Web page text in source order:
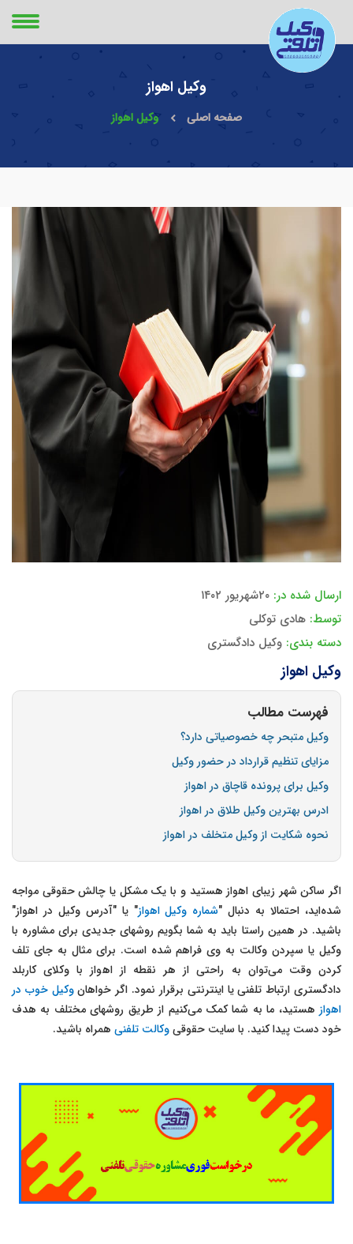
وکیل اهواز
صفحه اصلی وکیل اهواز
ارسال شده در: ۲۰شهریور ۱۴۰۲
توسط: هادی توکلی
دسته بندی: وکیل دادگستری
وکیل اهواز
فهرست مطالب
وکیل متبحر چه خصوصیاتی دارد؟
مزایای تنظیم قرارداد در حضور وکیل
وکیل برای پرونده قاچاق در اهواز
ادرس بهترین وکیل طلاق در اهواز
نحوه شکایت از وکیل متخلف در اهواز
اگر ساکن شهر زیبای اهواز هستید و با یک مشکل یا چالش حقوقی مواجه
شده‌اید، احتمالا به دنبال "شماره وکیل اهواز"یا"آدرس وکیل در اهواز"
باشید. در همین راستا باید به شما بگویم روشهای جدیدی برای مشاوره با
وکیل یا سپردن وکالت به وی فراهم شده است. برای مثال به جای تلف
کردن وقت می‌توان به راحتی از هر نقطه از اهواز با وکلای کاربلد
دادگستری ارتباط تلفنی یا اینترنتی برقرار نمود. اگر خواهانوکیل خوب در
اهواز هستید، ما به شما کمک می‌کنیم از طریق روشهای مختلف به هدف
خود دست پیدا کنید. با سایت حقوقیوکالت تلفنی همراه باشید.